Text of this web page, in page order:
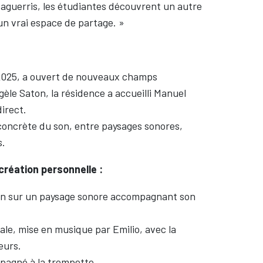
les étudiantes découvrent un autre
vrai espace de partage. »
a ouvert de nouveaux champs
Saton, la résidence a accueilli Manuel
du son, entre paysages sonores,
personnelle :
sur un paysage sonore accompagnant son
mise en musique par Emilio, avec la